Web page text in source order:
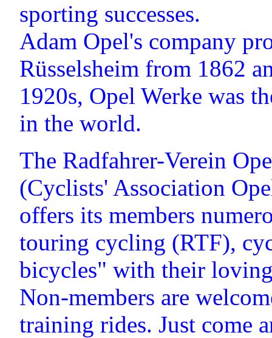
sporting successes.
Adam Opel's company
Rüsselsheim from 1862
1920s, Opel Werke was
in the world.
The Radfahrer-Verein
(Cyclists' Association
offers its members
touring cycling (RTF),
bicycles" with their
Non-members are
training rides. Just come